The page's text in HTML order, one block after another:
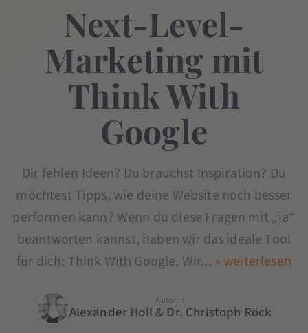
Next-Level-
Marketing mit
Think With
Google
Dir fehlen Ideen? Du brauchst Inspiration? Du
möchtest Tipps, wie deine Website noch besser
performen kann? Wenn du diese Fragen mit „ja“
beantworten kannst, haben wir das ideale Tool
für dich: Think With Google. Wir... » weiterlesen
Autor:in
Alexander Holl & Dr. Christoph Röck